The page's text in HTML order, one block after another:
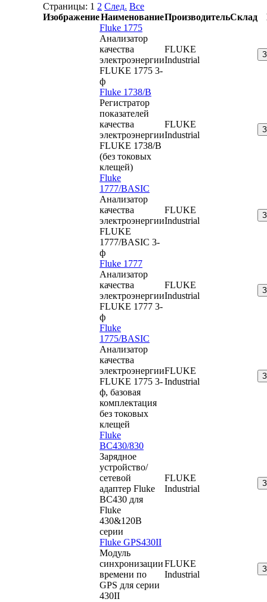
Страницы: 1 2 След. Все
ИзображениеНаименованиеПроизводительСклад
Fluke 1775
Анализатор
качества
электроэнергии
FLUKE 1775 3-
ф
FLUKE
Industrial
Fluke 1738/B
Регистратор
показателей
качества
электроэнергии
FLUKE 1738/B
(без токовых
клещей)
FLUKE
Industrial
Fluke
1777/BASIC
Анализатор
качества
электроэнергии
FLUKE
1777/BASIC 3-
ф
FLUKE
Industrial
Fluke 1777
Анализатор
качества
электроэнергии
FLUKE 1777 3-
ф
FLUKE
Industrial
Fluke
1775/BASIC
Анализатор
качества
электроэнергии
FLUKE 1775 3-
ф, базовая
комплектация
без токовых
клещей
FLUKE
Industrial
Fluke
BC430/830
Зарядное
устройство/
сетевой
адаптер Fluke
BC430 для
Fluke
430&120B
cерии
FLUKE
Industrial
Fluke GPS430II
Модуль
синхронизации
времени по
GPS для серии
430II
FLUKE
Industrial